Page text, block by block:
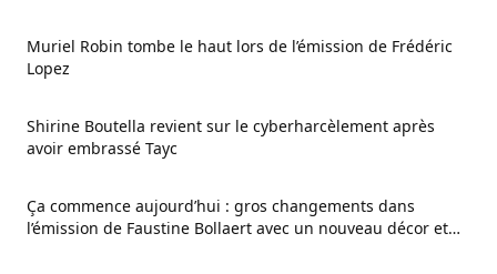
Muriel Robin tombe le haut lors de l’émission de Frédéric
Lopez
Shirine Boutella revient sur le cyberharcèlement après
avoir embrassé Tayc
Ça commence aujourd’hui : gros changements dans
l’émission de Faustine Bollaert avec un nouveau décor et